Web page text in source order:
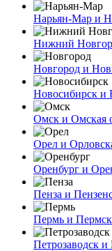
Нарьян-Мар и
Нижний
Новгород и
Новосибирск и
Омск и Омская
Орел и
Оренбург и
Пенза и
Пермь и
Петрозаводск и